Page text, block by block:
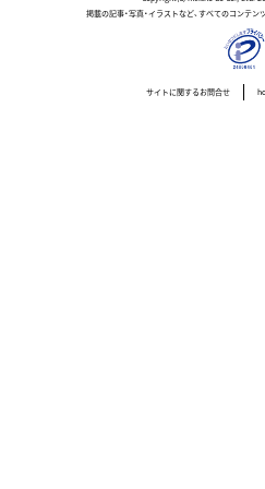
掲載の記事・写真・イラストなど、すべてのコンテン
サイトに関するお問合せ